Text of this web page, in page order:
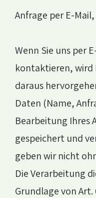
Anfrage per E-
Wenn Sie uns per
kontaktieren, wird
daraus
Daten (Name,
Bearbeitung Ihres
gespeichert und
geben wir nicht
Die Verarbeitung
Grundlage von Art.